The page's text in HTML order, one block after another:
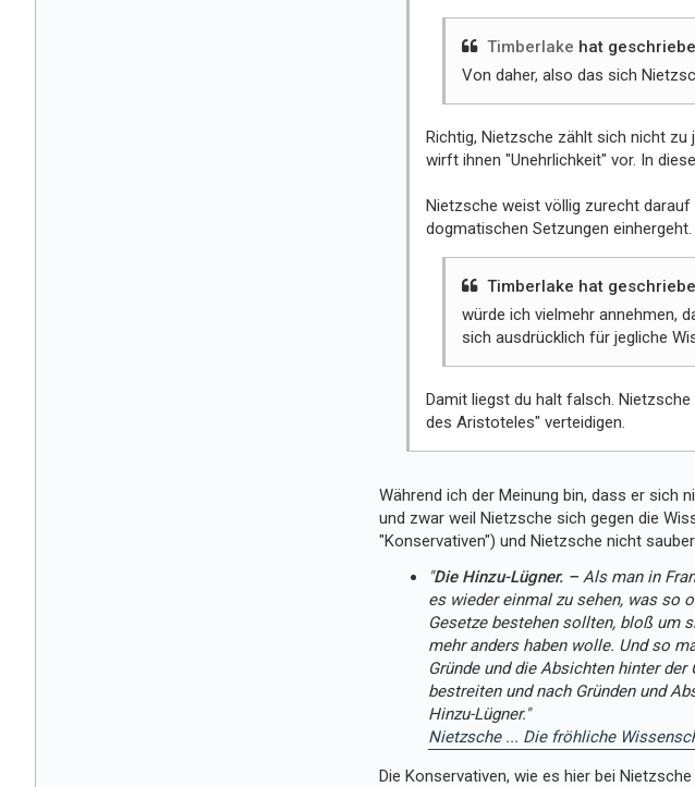
Timberlake hat
Von daher, also das sich
Richtig, Nietzsche zählt sich nicht zu
wirft ihnen "Unehrlichkeit" vor. In
Nietzsche weist völlig zurecht
dogmatischen Setzungen
Timberlake hat
würde ich vielmehr annehmen,
sich ausdrücklich für jegliche
Damit liegst du halt falsch.
des Aristoteles" verteidigen.
Während ich der Meinung bin, dass er sich
und zwar weil Nietzsche sich gegen die
"Konservativen") und Nietzsche nicht
"Die Hinzu-Lügner. –Als man in
es wieder einmal zu sehen, was so
Gesetze bestehen sollten, bloß um
mehr anders haben wolle. Und so
Gründe und die Absichten hinter
bestreiten und nach Gründen und
Hinzu-Lügner."
Nietzsche ... Die fröhliche
Die Konservativen, wie es hier bei